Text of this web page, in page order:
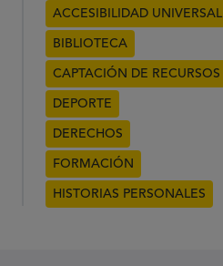
ACCESIBILIDAD UNIVERSAL
BIBLIOTECA
CAPTACIÓN DE RECURSOS
DEPORTE
DERECHOS
FORMACIÓN
HISTORIAS PERSONALES